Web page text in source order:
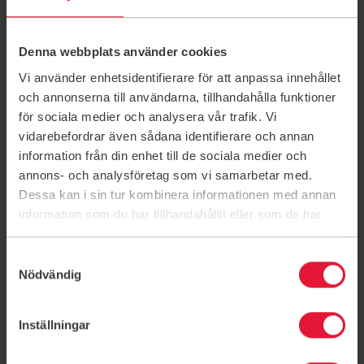
Denna webbplats använder cookies
Vi använder enhetsidentifierare för att anpassa innehållet
och annonserna till användarna, tillhandahålla funktioner
för sociala medier och analysera vår trafik. Vi
vidarebefordrar även sådana identifierare och annan
information från din enhet till de sociala medier och
annons- och analysföretag som vi samarbetar med.
Dessa kan i sin tur kombinera informationen med annan
information som du har tillhandahållit eller som de har
samlat in när du har använt deras tjänster.
Nödvändig
Inställningar
seuran toimintaa. Sinulla on jäsenenä äänioikeus, ja voit
kehittämisestä. Vuosikokouksessa päätetään seuran
hallituksen kokoonpanosta ja hallituksen jäsenten
tehtävistä. Kokouksessa pääset myös äänestämään
jäsenten tekemistä aloitteista.
Hallitus seuran ruorissa
Hallituksen muodostavat puheenjohtaja ja jäsenet. He
vastaavat siitä, että seura toimii vuosikokouksen
(jäsenten) päättämien suunnitelmien ja tavoitteiden
mukaan. He ovat myös vastuussa siitä, että seura ajaa
Henriikka Majoniemi, puheenjohtaja
Mia Känkänen, taloudenhoitaja